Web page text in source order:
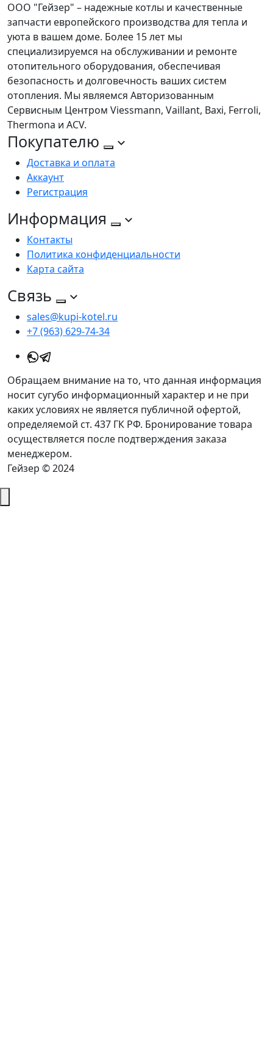
ООО "Гейзер" – надежные котлы и качественные
запчасти европейского производства для тепла и
уюта в вашем доме. Более 15 лет мы
специализируемся на обслуживании и ремонте
отопительного оборудования, обеспечивая
безопасность и долговечность ваших систем
отопления. Мы являемся Авторизованным
Сервисным Центром Viessmann, Vaillant, Baxi, Ferroli,
Thermona и ACV.
Покупателю
Доставка и оплата
Аккаунт
Регистрация
Информация
Контакты
Политика конфиденциальности
Карта сайта
Связь
sales@kupi-kotel.ru
+7 (963) 629-74-34
Обращаем внимание на то, что данная информация
носит сугубо информационный характер и не при
каких условиях не является публичной офертой,
определяемой ст. 437 ГК РФ. Бронирование товара
осуществляется после подтверждения заказа
менеджером.
Гейзер © 2024